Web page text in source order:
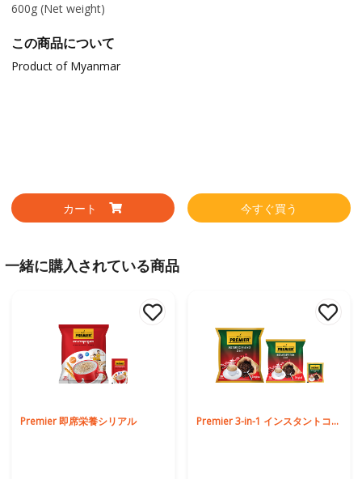
600g (Net weight)
この商品について
Product of Myanmar
カート 今すぐ買う
一緒に購入されている商品
Premier 即席栄養シリアル Premier 3-in-1 インスタントコーヒー